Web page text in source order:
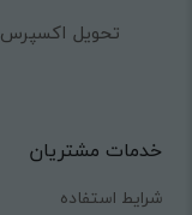
تحویل اکسپرس
خدمات مشتریان
شرایط استفاده